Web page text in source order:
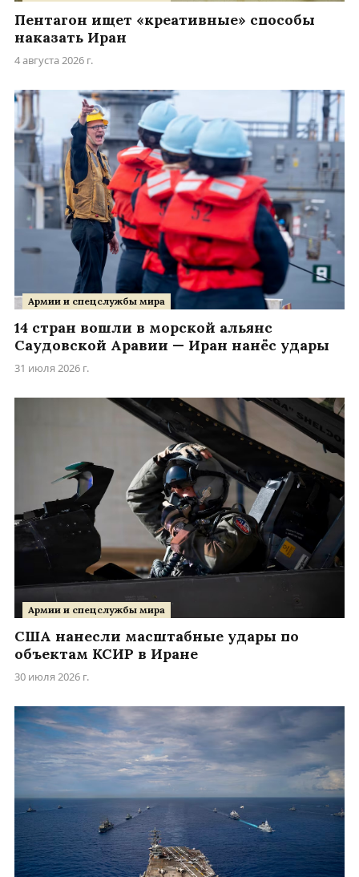
Пентагон ищет «креативные» способы
наказать Иран
4 августа 2026 г.
Армии и спецслужбы мира
14 стран вошли в морской альянс
Саудовской Аравии — Иран нанёс удары
31 июля 2026 г.
Армии и спецслужбы мира
США нанесли масштабные удары по
объектам КСИР в Иране
30 июля 2026 г.